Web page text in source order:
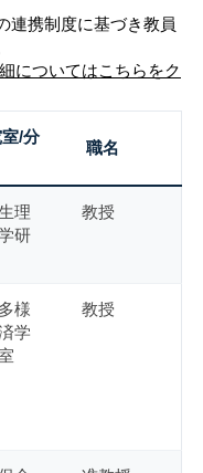
連携制度に基づき教員
についてはこちらをク
/分
職名
理
研
教授
様
学
教授